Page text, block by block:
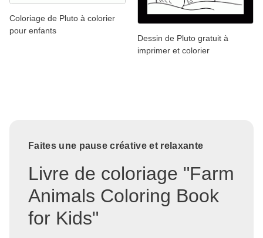
Coloriage de Pluto à colorier
pour enfants
Dessin de Pluto gratuit à
imprimer et colorier
Faites une pause créative et relaxante
Livre de coloriage "Farm
Animals Coloring Book
for Kids"